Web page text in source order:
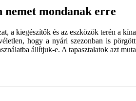
nemet mondanak erre
a kiegészítők és az eszközök terén a
hogy a nyári szezonban is
állítjuk-e. A tapasztalatok azt